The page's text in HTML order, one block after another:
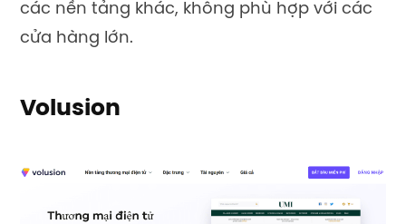
các nền tảng khác, không phù hợp với các
cửa hàng lớn.
Volusion